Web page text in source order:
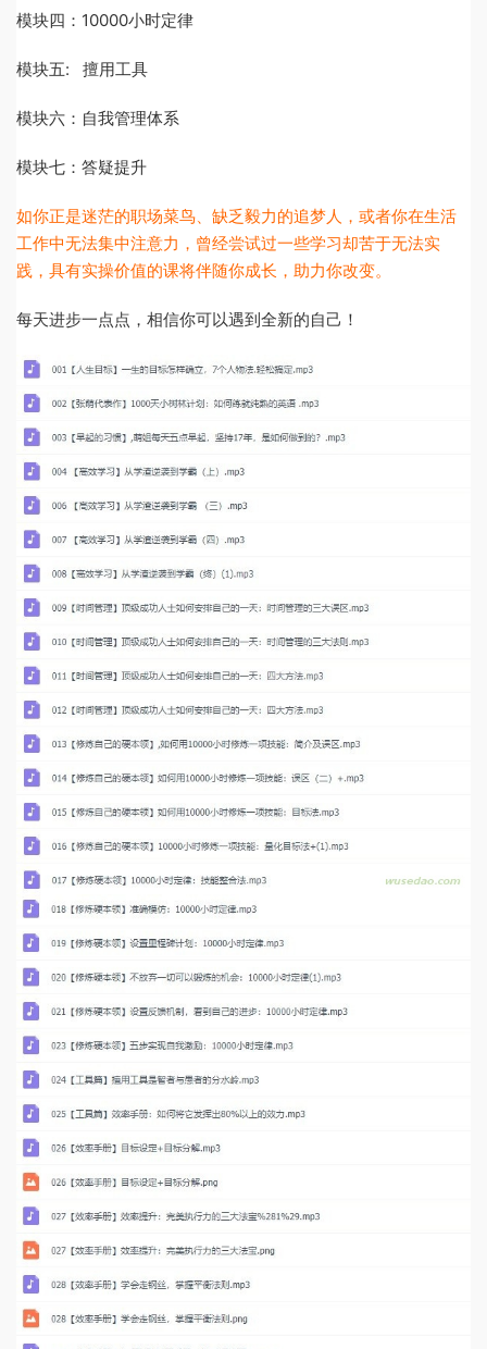
模块四：10000小时定律
模块五: 擅用工具
模块六：自我管理体系
模块七：答疑提升
如你正是迷茫的职场菜鸟、缺乏毅力的追梦人，或者你在生活
工作中无法集中注意力，曾经尝试过一些学习却苦于无法实
践，具有实操价值的课将伴随你成长，助力你改变。
每天进步一点点，相信你可以遇到全新的自己！